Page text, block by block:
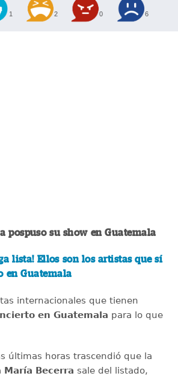
1 2 0 6
pospuso su show en Guatemala
lista! Ellos son los artistas que sí
en Guatemala
internacionales que tienen
en Guatemala para lo que
últimas horas trascendió que la
María Becerra sale del listado,